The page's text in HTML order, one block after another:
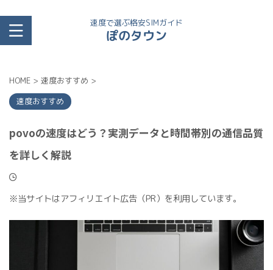
速度で選ぶ格安SIMガイド
ぽのタウン
HOME > 速度おすすめ >
速度おすすめ
povoの速度はどう？実測データと時間帯別の通信品質
を詳しく解説
※当サイトはアフィリエイト広告（PR）を利用しています。